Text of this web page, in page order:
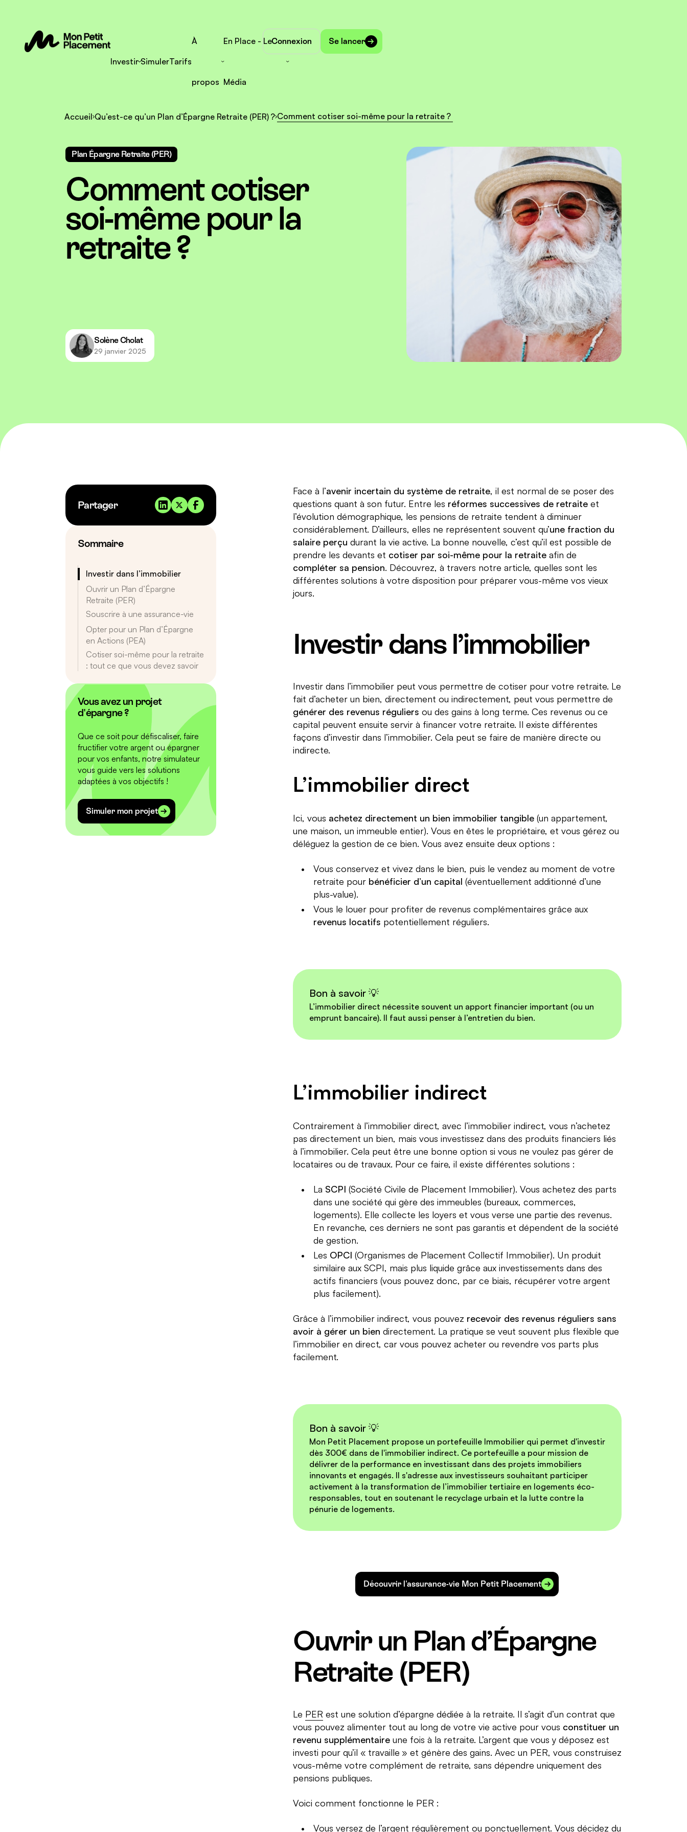
Investir SimulerTarifs
À
propos
En Place - Le
Média
Connexion Se lancer
Accueil Qu’est-ce qu’un Plan d’Épargne Retraite (PER) ? Comment cotiser soi-même pour la retraite ?
Plan Épargne Retraite (PER)
Comment cotiser
soi-même pour la
retraite ?
Solène Cholat
29 janvier 2025
Partager
Sommaire
Investir dans l’immobilier
Ouvrir un Plan d’Épargne
Retraite (PER)
Souscrire à une assurance-vie
Opter pour un Plan d’Épargne
en Actions (PEA)
Cotiser soi-même pour la retraite
: tout ce que vous devez savoir
Vous avez un projet
d'épargne ?
Que ce soit pour défiscaliser, faire
fructifier votre argent ou épargner
pour vos enfants, notre simulateur
vous guide vers les solutions
adaptées à vos objectifs !
Simuler mon projet
Face à l’avenir incertain du système de retraite, il est normal de se poser des
questions quant à son futur. Entre les réformes successives de retraiteet
l’évolution démographique, les pensions de retraite tendent à diminuer
considérablement. D’ailleurs, elles ne représentent souvent qu’une fraction du
salaire perçu durant la vie active. La bonne nouvelle, c’est qu’il est possible de
prendre les devants et cotiser par soi-même pour la retraiteafin de
compléter sa pension. Découvrez, à travers notre article, quelles sont les
différentes solutions à votre disposition pour préparer vous-même vos vieux
jours.
Investir dans l’immobilier
Investir dans l’immobilier peut vous permettre de cotiser pour votre retraite. Le
fait d’acheter un bien, directement ou indirectement, peut vous permettre de
générer des revenus réguliers ou des gains à long terme. Ces revenus ou ce
capital peuvent ensuite servir à financer votre retraite. Il existe différentes
façons d’investir dans l’immobilier. Cela peut se faire de manière directe ou
indirecte.
L’immobilier direct
Ici, vous achetez directement un bien immobilier tangible(un appartement,
une maison, un immeuble entier). Vous en êtes le propriétaire, et vous gérez ou
déléguez la gestion de ce bien. Vous avez ensuite deux options :
Vous conservez et vivez dans le bien, puis le vendez au moment de votre
retraite pour bénéficier d’un capital (éventuellement additionné d’une
plus-value).
Vous le louer pour profiter de revenus complémentaires grâce aux
revenus locatifs potentiellement réguliers.
Bon à savoir 💡
L’immobilier direct nécessite souvent un apport financier important (ou un
emprunt bancaire). Il faut aussi penser à l’entretien du bien.
L’immobilier indirect
Contrairement à l’immobilier direct, avec l’immobilier indirect, vous n’achetez
pas directement un bien, mais vous investissez dans des produits financiers liés
à l’immobilier. Cela peut être une bonne option si vous ne voulez pas gérer de
locataires ou de travaux. Pour ce faire, il existe différentes solutions :
La SCPI (Société Civile de Placement Immobilier). Vous achetez des parts
dans une société qui gère des immeubles (bureaux, commerces,
logements). Elle collecte les loyers et vous verse une partie des revenus.
En revanche, ces derniers ne sont pas garantis et dépendent de la société
de gestion.
Les OPCI (Organismes de Placement Collectif Immobilier). Un produit
similaire aux SCPI, mais plus liquide grâce aux investissements dans des
actifs financiers (vous pouvez donc, par ce biais, récupérer votre argent
plus facilement).
Grâce à l’immobilier indirect, vous pouvez recevoir des revenus réguliers sans
avoir à gérer un bien directement. La pratique se veut souvent plus flexible que
l’immobilier en direct, car vous pouvez acheter ou revendre vos parts plus
facilement.
Bon à savoir 💡
Mon Petit Placement propose un portefeuille Immobilier qui permet d'investir
dès 300€ dans de l'immobilier indirect. Ce portefeuille a pour mission de
délivrer de la performance en investissant dans des projets immobiliers
innovants et engagés. Il s'adresse aux investisseurs souhaitant participer
activement à la transformation de l’immobilier tertiaire en logements éco-
responsables, tout en soutenant le recyclage urbain et la lutte contre la
pénurie de logements.
Découvrir l'assurance-vie Mon Petit Placement
Ouvrir un Plan d’Épargne
Retraite (PER)
Le PER est une solution d’épargne dédiée à la retraite. Il s’agit d’un contrat que
vous pouvez alimenter tout au long de votre vie active pour vous constituer un
revenu supplémentaireune fois à la retraite. L’argent que vous y déposez est
investi pour qu’il « travaille » et génère des gains. Avec un PER, vous construisez
vous-même votre complément de retraite, sans dépendre uniquement des
pensions publiques.
Voici comment fonctionne le PER :
Vous versez de l’argent régulièrement ou ponctuellement. Vous décidez du